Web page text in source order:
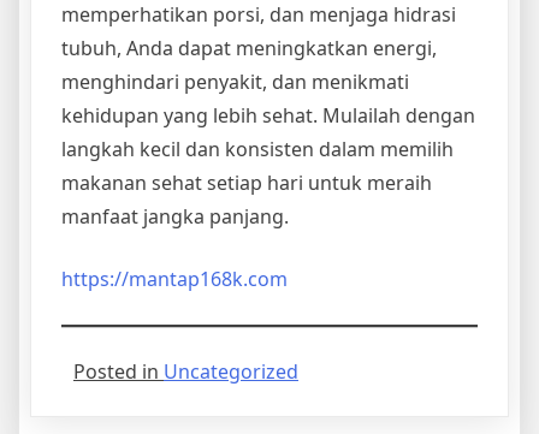
memperhatikan porsi, dan menjaga hidrasi
tubuh, Anda dapat meningkatkan energi,
menghindari penyakit, dan menikmati
kehidupan yang lebih sehat. Mulailah dengan
langkah kecil dan konsisten dalam memilih
makanan sehat setiap hari untuk meraih
manfaat jangka panjang.
https://mantap168k.com
Posted in Uncategorized